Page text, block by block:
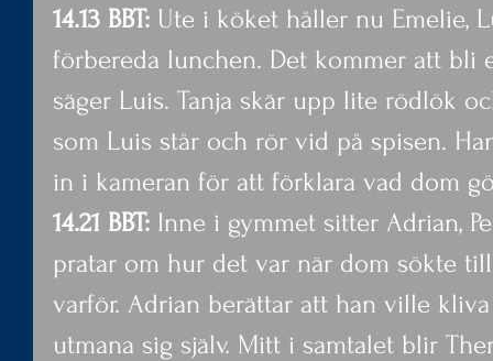
14.13 BBT: Ute i köket håller nu Emelie,
förbereda lunchen. Det kommer att bli
säger Luis. Tanja skär upp lite rödlök
som Luis står och rör vid på spisen.
in i kameran för att förklara vad dom
14.21 BBT: Inne i gymmet sitter Adrian,
pratar om hur det var när dom sökte
varför. Adrian berättar att han ville
utmana sig själv. Mitt i samtalet blir